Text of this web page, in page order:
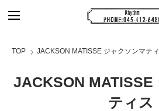
TOP JACKSON MATISSE ジャクソンマテ
JACKSON MATISSE
ティス